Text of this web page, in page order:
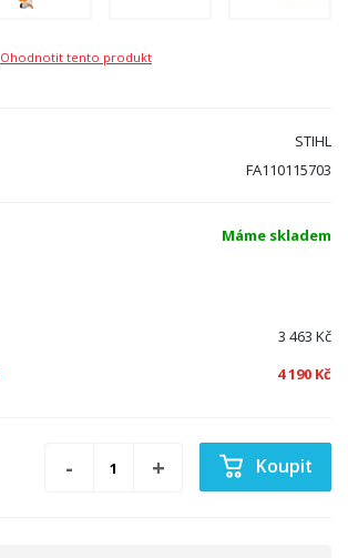
Ohodnotit tento produkt
STIHL
FA110115703
Máme skladem
3 463 Kč
4 190 Kč
Koupit